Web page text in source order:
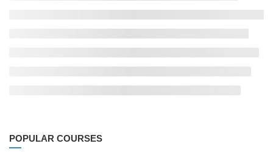
POPULAR COURSES